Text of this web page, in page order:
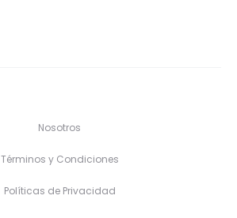
Nosotros
Términos y Condiciones
Políticas de Privacidad